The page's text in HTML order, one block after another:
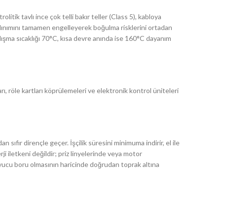
tavlı ince çok telli bakır teller (Class 5), kabloya
tamamen engelleyerek boğulma risklerini ortadan
sıcaklığı 70°C, kısa devre anında ise 160°C dayanım
röle kartları köprülemeleri ve elektronik kontrol üniteleri
sıfır dirençle geçer. İşçilik süresini minimuma indirir, el ile
iletkeni değildir; priz linyelerinde veya motor
boru olmasının haricinde doğrudan toprak altına